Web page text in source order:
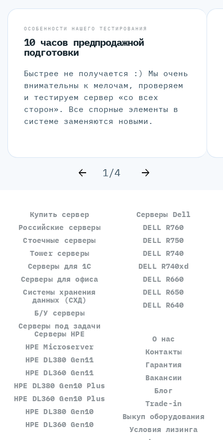
ОСОБЕННОСТИ НАШЕГО ТЕСТИРОВАНИЯ
10 часов предпродажной
подготовки
Быстрее не получается :) Мы очень
внимательны к мелочам, проверяем
и тестируем сервер «со всех
сторон». Все спорные элементы в
системе заменяются новыми.
1/4
Купить сервер
Российские серверы
Стоечные серверы
Tower серверы
Серверы для 1С
Серверы для офиса
Системы хранения
данных (СХД)
Б/У серверы
Серверы под задачи
Серверы Dell
DELL R760
DELL R750
DELL R740
DELL R740xd
DELL R660
DELL R650
DELL R640
Серверы HPE
HPE Microserver
HPE DL380 Gen11
HPE DL360 Gen11
HPE DL380 Gen10 Plus
HPE DL360 Gen10 Plus
HPE DL380 Gen10
HPE DL360 Gen10
О нас
Контакты
Гарантия
Вакансии
Блог
Trade-in
Выкуп оборудования
Условия лизинга